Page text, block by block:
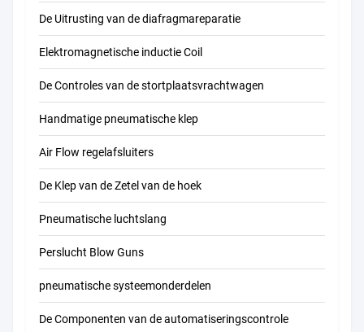
De Uitrusting van de diafragmareparatie
Elektromagnetische inductie Coil
De Controles van de stortplaatsvrachtwagen
Handmatige pneumatische klep
Air Flow regelafsluiters
De Klep van de Zetel van de hoek
Pneumatische luchtslang
Perslucht Blow Guns
pneumatische systeemonderdelen
De Componenten van de automatiseringscontrole